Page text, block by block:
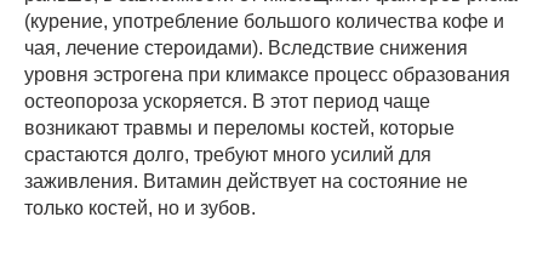
(курение, употребление большого количества кофе и
чая, лечение стероидами). Вследствие снижения
уровня эстрогена при климаксе процесс образования
остеопороза ускоряется. В этот период чаще
возникают травмы и переломы костей, которые
срастаются долго, требуют много усилий для
заживления. Витамин действует на состояние не
только костей, но и зубов.